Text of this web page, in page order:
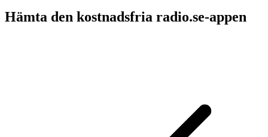
Hämta den kostnadsfria radio.se-appen